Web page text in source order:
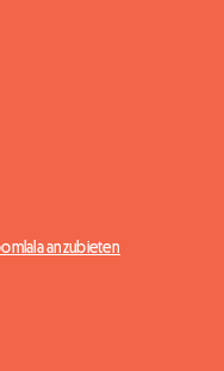
anzubieten